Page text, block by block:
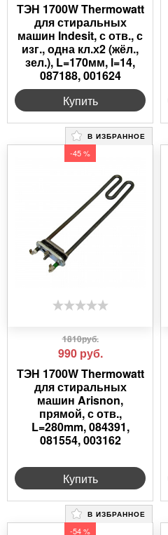
ТЭН 1700W Thermowatt
для стиральных
машин Indesit, с отв., с
изг., одна кл.х2 (жёл.,
зел.), L=170мм, l=14,
087188, 001624
Купить
В ИЗБРАННОЕ
-45 %
1810руб.
990 руб.
ТЭН 1700W Thermowatt
для стиральных
машин Arisnon,
прямой, с отв.,
L=280mm, 084391,
081554, 003162
Купить
В ИЗБРАННОЕ
-54 %